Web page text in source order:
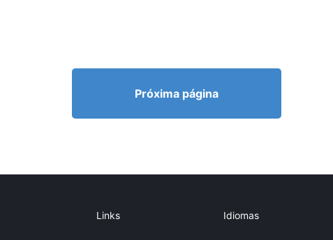
Próxima página
Links Idiomas